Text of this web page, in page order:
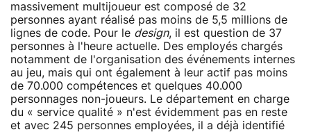
massivement multijoueur est composé de 32
personnes ayant réalisé pas moins de 5,5 millions de
lignes de code. Pour le design, il est question de 37
personnes à l'heure actuelle. Des employés chargés
notamment de l'organisation des événements internes
au jeu, mais qui ont également à leur actif pas moins
de 70.000 compétences et quelques 40.000
personnages non-joueurs. Le département en charge
du « service qualité » n'est évidemment pas en reste
et avec 245 personnes employées, il a déjà identifié